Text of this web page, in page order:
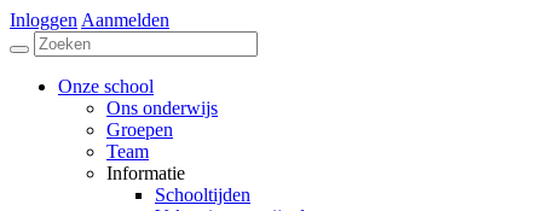
Inloggen Aanmelden
Onze school
Ons onderwijs
Groepen
Team
Informatie
Schooltijden